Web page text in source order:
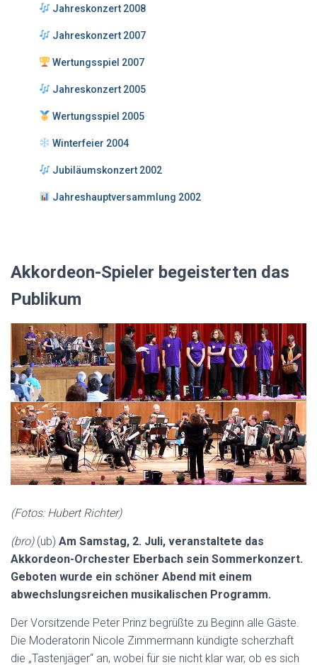
Jahreskonzert 2008
Jahreskonzert 2007
Wertungsspiel 2007
Jahreskonzert 2005
Wertungsspiel 2005
Winterfeier 2004
Jubiläumskonzert 2002
Jahreshauptversammlung 2002
Akkordeon-Spieler begeisterten das
Publikum
(Fotos: Hubert Richter)
(bro)(ub) Am Samstag, 2. Juli, veranstaltete das
Akkordeon-Orchester Eberbach sein Sommerkonzert.
Geboten wurde ein schöner Abend mit einem
abwechslungsreichen musikalischen Programm.
Der Vorsitzende Peter Prinz begrüßte zu Beginn alle Gäste.
Die Moderatorin Nicole Zimmermann kündigte scherzhaft
die „Tastenjäger“ an, wobei für sie nicht klar war, ob es sich